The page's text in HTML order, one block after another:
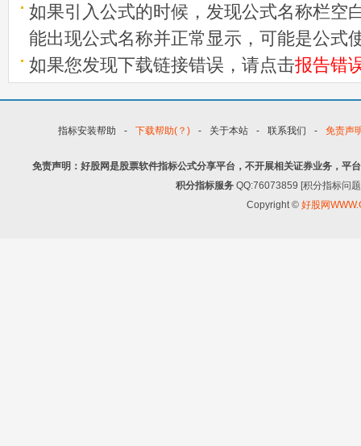
如果引入公式的时候，发现公式名称栏空
能出现公式名称并正常显示，可能是公式
如果您发现下载链接错误，请点击报告错
指标安装帮助 - 下载帮助(？) - 关于本站 - 联系我们 - 免责声
免责声明：好股网是股票软件指标公式分享平台，不开展相关证券业务，平
积分指标服务 QQ:76073859 [积分指标问
Copyright © 好股网